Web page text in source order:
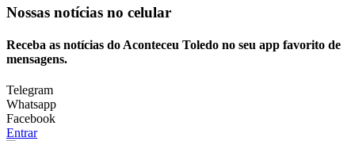
Nossas notícias no celular
Receba as notícias do Aconteceu Toledo no seu app favorito de
mensagens.
Telegram
Whatsapp
Facebook
Entrar